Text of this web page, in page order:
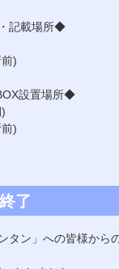
記載場所◆
)
設置場所◆
)
了
タン」への皆様から